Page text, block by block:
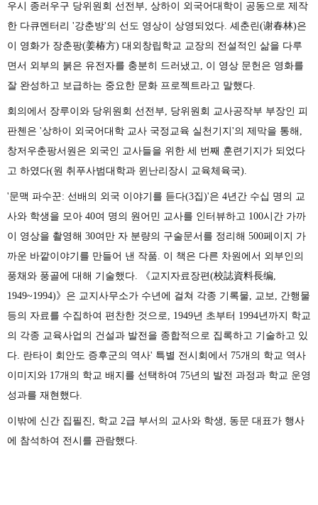
우시
종러우구 당위원회 선전부, 상하이 외국어대학이 공동으로 제작
한 다큐멘터리 '강춘방'의 선도 영상이 상영되었다. 셰춘린(谢春林)은
이
영화가 장춘팡(姜椿方) 대외창립학교 교장의 전설적인 삶을 다루
면서 외부의 붉은 유전자를 충분히 드러냈고, 이 영상 문헌은 영화를
잘 완성하고 보급하는 중요한 문화 프로젝트라고 말했다.
회의에서 장루이와 당위원회 선전부, 당위원회 교사공작부 부장인 피
판첸은 '상하이 외국어대학 교사 국정교육 실천기지 '의 제막을 통해 ,
창저우춘팡서원은 외국인 교사들을 위한 세 번째 훈련기지가 되었다
고 하였다(원 취푸사범대학과 윈난리장시 교육체육국).
'문맥 파수꾼: 선배의 외국 이야기를 듣다(3집)'은 4년간 수십 명의 교
사와 학생을 모아 40여 명의 원어민 교사를 인터뷰하고 100시간 가까
이
영상을 촬영해 30여만 자 분량의 구술문서를 정리해 500페이지
가
까운 바깥이야기를 만들어 낸 작품. 이 책은 다른 차원에서 외부인의
풍채와 풍골에 대해 기술했다. 《교지자료장편(校誌資料長编,
1949~1994)》 은 교지사무소가 수년에 걸쳐 각종 기록물, 교보, 간행물
등의 자료를 수집하여 편찬한 것으로, 1949년 초부터 1994년까지
학교
의 각종 교육사업의 건설과 발전을 종합적으로 집록하고 기술하고 있
다. 란타이 회안도 증후군의 역사' 특별 전시회에서 75개의 학교 역사
이미지와 17개의 학교 배지를 선택하여 75년의 발전 과정과 학교 운영
성과를 재현했다.
이밖에 신간 집필진 , 학교 2급 부서의 교사와 학생 , 동문 대표가 행사
에 참석하여 전시를 관람했다.